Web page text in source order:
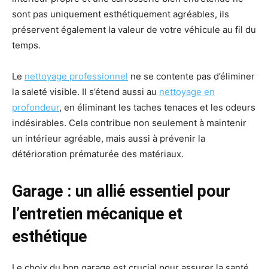
sont pas uniquement esthétiquement agréables, ils
préservent également la valeur de votre véhicule au fil du
temps.
Le nettoyage professionnel ne se contente pas d’éliminer
la saleté visible. Il s’étend aussi au nettoyage en
profondeur, en éliminant les taches tenaces et les odeurs
indésirables. Cela contribue non seulement à maintenir
un intérieur agréable, mais aussi à prévenir la
détérioration prématurée des matériaux.
Garage : un allié essentiel pour
l’entretien mécanique et
esthétique